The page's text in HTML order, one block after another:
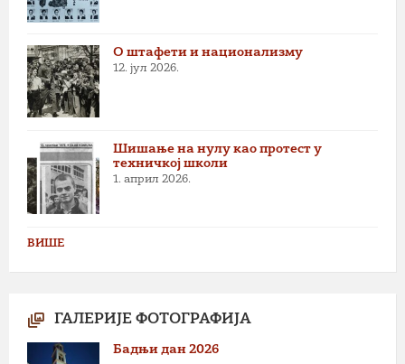
О штафети и национализму
12. јул 2026.
Шишање на нулу као протест у
техничкој школи
1. април 2026.
ВИШЕ
ГАЛЕРИЈЕ ФОТОГРАФИЈА
Бадњи дан 2026